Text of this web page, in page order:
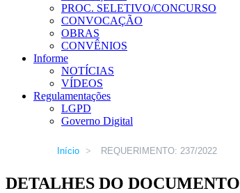
PROC. SELETIVO/CONCURSO
CONVOCAÇÃO
OBRAS
CONVÊNIOS
Informe
NOTÍCIAS
VÍDEOS
Regulamentações
LGPD
Governo Digital
Início > REQUERIMENTO: 237/2022
DETALHES DO DOCUMENTO